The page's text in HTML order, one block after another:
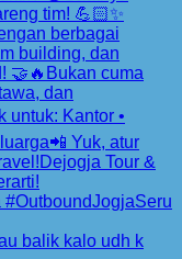
balik kalo udh k